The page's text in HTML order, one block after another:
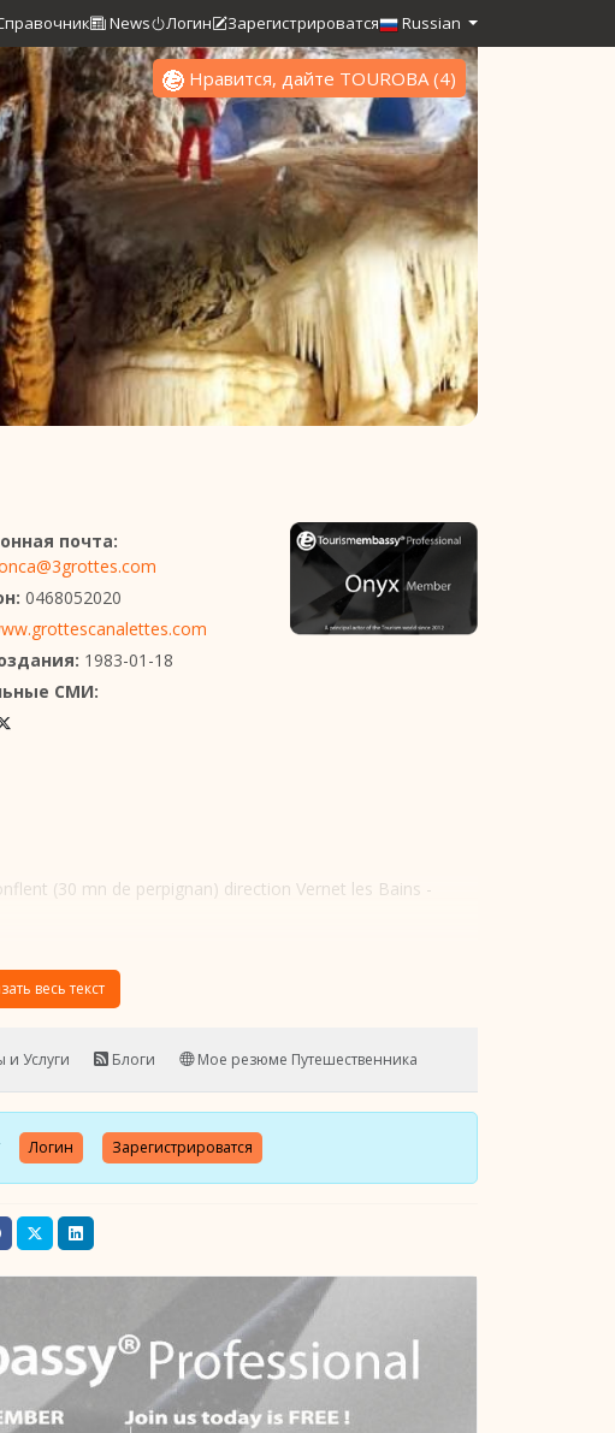
News Логин Зарегистрироватся Russian
Нравится, дайте TOUROBA(4)
почта:
0468052020
1983-01-18
СМИ:
(30 mn de perpignan) direction Vernet les Bains -
весь текст
и Услуги Блоги Мое резюме Путешественника
Логин Зарегистрироватся